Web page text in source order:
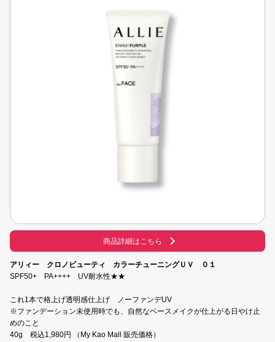
はい
いいえ
商品詳細はこちら
アリィー クロノビューティ カラーチューニングＵＶ ０１
SPF50+ PA++++ UV耐水性★★
これ1本で格上げ透明感仕上げ ノーファンデUV
※ファンデーション未使用時でも、自然なベースメイクが仕上がる日やけ止
めのこと
40g 税込1,980円 （My Kao Mall 販売価格）